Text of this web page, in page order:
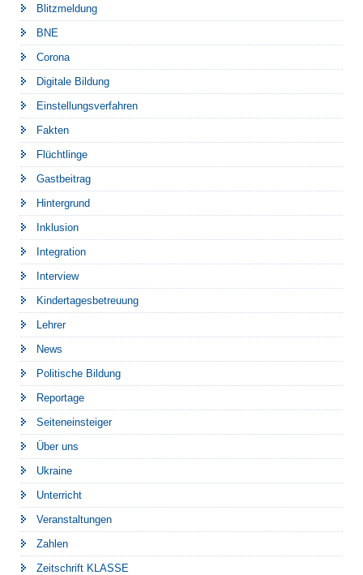
Blitzmeldung
BNE
Corona
Digitale Bildung
Einstellungsverfahren
Fakten
Flüchtlinge
Gastbeitrag
Hintergrund
Inklusion
Integration
Interview
Kindertagesbetreuung
Lehrer
News
Politische Bildung
Reportage
Seiteneinsteiger
Über uns
Ukraine
Unterricht
Veranstaltungen
Zahlen
Zeitschrift KLASSE